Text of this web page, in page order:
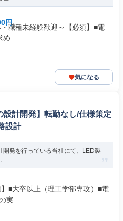
円
職種未経験歓迎～【必須】■電
...
気になる
計開発】転勤なし/仕様策定
設計
開発を行っている当社にて、LED製
■大卒以上（理工学部専攻）■電
実...